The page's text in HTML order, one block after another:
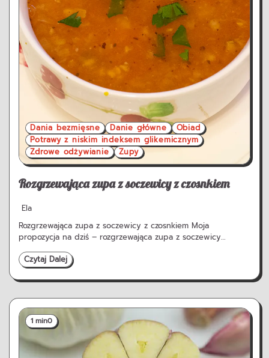
Dania bezmięsne Danie główne
Obiad
Potrawy z niskim indeksem glikemicznym
Zdrowe odżywianie
Zupy
Rozgrzewająca zupa z soczewicy z czosnkiem
Ela
Rozgrzewająca zupa z soczewicy z czosnkiem Moja
propozycja na dziś – rozgrzewająca zupa z soczewicy…
Czytaj Dalej
1 min0